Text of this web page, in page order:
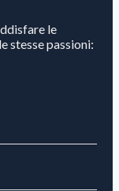
le
stesse passioni: